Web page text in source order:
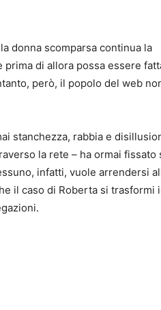
donna scomparsa continua la
di allora possa essere
però, il popolo del web
stanchezza, rabbia e
la rete – ha ormai fissato
infatti, vuole arrendersi
il caso di Roberta si trasformi